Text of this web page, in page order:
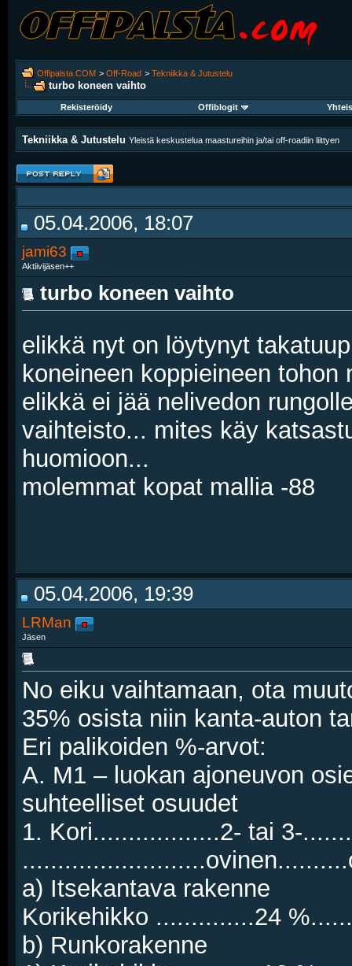
Offipalsta.COM > Off-Road > Tekniikka & Jutustelu
turbo koneen vaihto
Rekisteröidy Offiblogit
Tekniikka & Jutustelu Yleistä keskustelua maastureihin ja/tai off-roadiin liittyen
05.04.2006, 18:07
jami63
Aktiivijäsen++
turbo koneen vaihto
elikkä nyt on löytynyt
koneineen koppieineen
elikkä ei jää nelivedon
vaihteisto... mites käy
huomioon...
molemmat kopat mallia -88
05.04.2006, 19:39
LRMan
Jäsen
No eiku vaihtamaan, ota
35% osista niin kanta-auton
Eri palikoiden %-arvot:
A. M1 – luokan ajoneuvon
suhteelliset osuudet
1. Kori..................2- tai 3-
a) Itsekantava rakenne
Korikehikko ..............24
b) Runkorakenne